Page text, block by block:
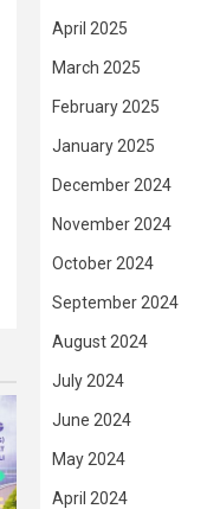
April 2025
March 2025
February 2025
January 2025
December 2024
November 2024
October 2024
September 2024
August 2024
July 2024
June 2024
May 2024
April 2024